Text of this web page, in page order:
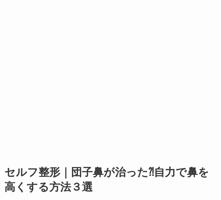
セルフ整形｜団子鼻が治った⁈自力で鼻を
高くする方法３選